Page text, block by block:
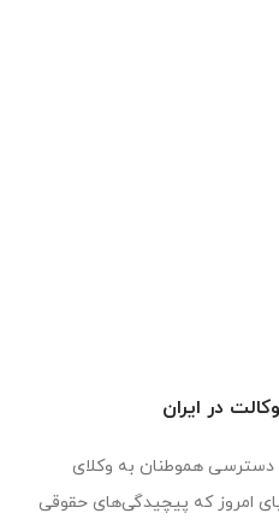
در ایران
دسترسی هموطنان به وکلای
امروز که پیچیدگی‌های حقوقی